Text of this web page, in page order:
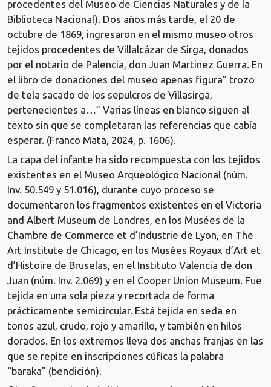
procedentes del Museo de Ciencias Naturales y de la
Biblioteca Nacional). Dos años más tarde, el 20 de
octubre de 1869, ingresaron en el mismo museo otros
tejidos procedentes de Villalcázar de Sirga, donados
por el notario de Palencia, don Juan Martinez Guerra. En
el libro de donaciones del museo apenas figura” trozo
de tela sacado de los sepulcros de Villasirga,
pertenecientes a…” Varias líneas en blanco siguen al
texto sin que se completaran las referencias que cabía
esperar. (Franco Mata, 2024, p. 1606).
La capa del infante ha sido recompuesta con los tejidos
existentes en el Museo Arqueológico Nacional (núm.
Inv. 50.549 y 51.016), durante cuyo proceso se
documentaron los fragmentos existentes en el Victoria
and Albert Museum de Londres, en los Musées de la
Chambre de Commerce et d’Industrie de Lyon, en The
Art Institute de Chicago, en los Musées Royaux d’Art et
d’Histoire de Bruselas, en el Instituto Valencia de don
Juan (núm. Inv. 2.069) y en el Cooper Union Museum. Fue
tejida en una sola pieza y recortada de forma
prácticamente semicircular. Está tejida en seda en
tonos azul, crudo, rojo y amarillo, y también en hilos
dorados. En los extremos lleva dos anchas franjas en las
que se repite en inscripciones cúficas la palabra
“baraka” (bendición).